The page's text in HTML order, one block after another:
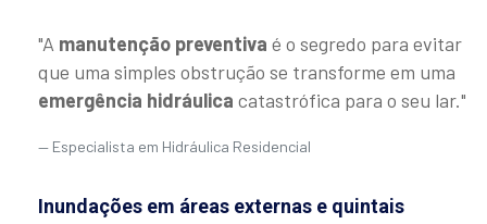
"A manutenção preventiva é o segredo para evitar
que uma simples obstrução se transforme em uma
emergência hidráulica catastrófica para o seu lar."
Especialista em Hidráulica Residencial
Inundações em áreas externas e quintais